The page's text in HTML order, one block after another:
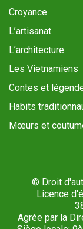
Croyance
L’artisanat
L’architecture
Les Vietnamiens
Contes et
Habits
Mœurs et
© Droit
Licence
Agrée par la